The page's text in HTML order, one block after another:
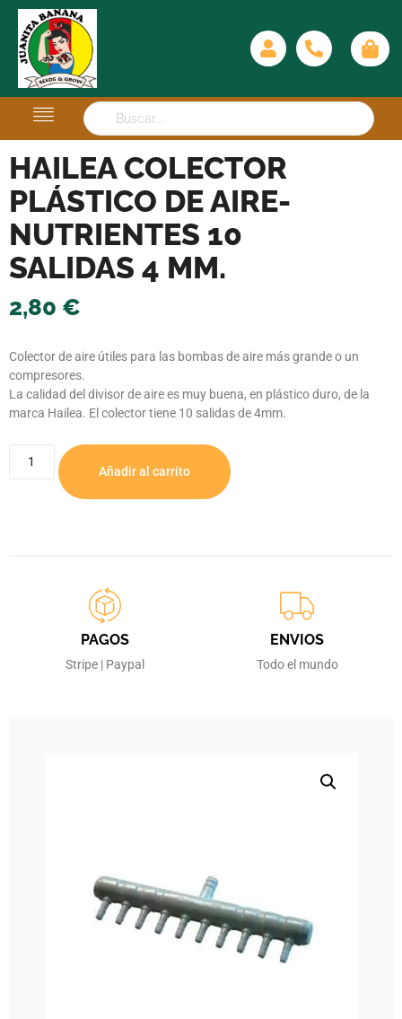
HAILEA COLECTOR
PLÁSTICO DE AIRE-
NUTRIENTES 10
SALIDAS 4 MM.
2,80 €
Colector de aire útiles para las bombas de aire más grande o un
compresores.
La calidad del divisor de aire es muy buena, en plástico duro, de la
marca Hailea. El colector tiene 10 salidas de 4mm.
Añadir al carrito
PAGOS
Stripe | Paypal
ENVIOS
Todo el mundo